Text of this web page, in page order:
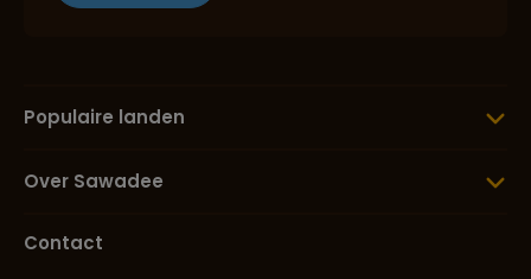
Populaire landen
Over Sawadee
Contact